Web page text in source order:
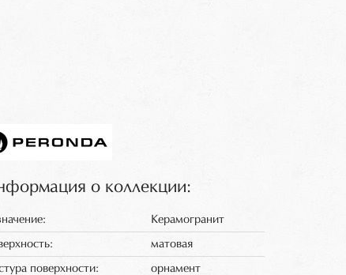
о коллекции:
Керамогранит
матовая
поверхности: орнамент